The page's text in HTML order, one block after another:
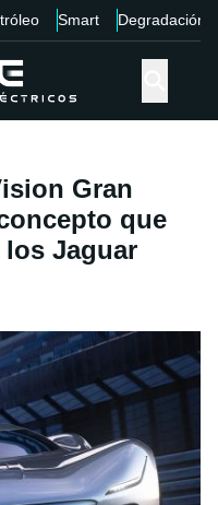
Smart Degradación
Gran
que
Jaguar